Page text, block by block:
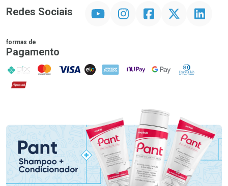
Redes Sociais InstagramFacebookTwitter Linkedin
formas de
Pagamento
PIX MasterCard
VISA ELO AMEX NuPay Google PayDiners Club
Hipercard